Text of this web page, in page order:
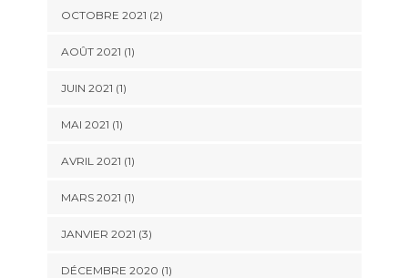
OCTOBRE 2021 (2)
AOÛT 2021 (1)
JUIN 2021 (1)
MAI 2021 (1)
AVRIL 2021 (1)
MARS 2021 (1)
JANVIER 2021 (3)
DÉCEMBRE 2020 (1)